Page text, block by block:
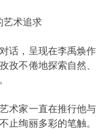
艺术追求
话，呈现在李禹焕作
孜不倦地探索自然、
术家一直在推行他与
止绚丽多彩的笔触。